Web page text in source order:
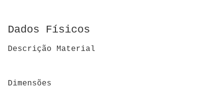
Dados Físicos
Descrição Material
Dimensões